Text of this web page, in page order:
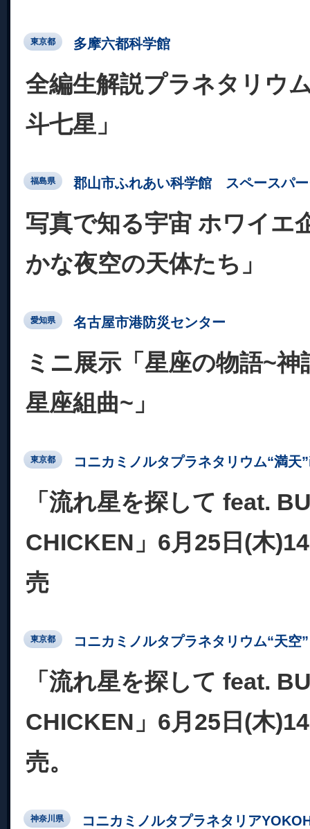
東京都 多摩六都科学館
全編生解説プラネタリウ
斗七星」
福島県 郡山市ふれあい科学館 スペースパ
写真で知る宇宙 ホワイエ
かな夜空の天体たち」
愛知県 名古屋市港防災センター
ミニ展示「星座の物語~
星座組曲~」
東京都 コニカミノルタプラネタリウム“満
「流れ星を探して feat.
CHICKEN」6月25日(木
売
東京都 コニカミノルタプラネタリウム“天
「流れ星を探して feat.
CHICKEN」6月25日(木
売。
神奈川県 コニカミノルタプラネタリア